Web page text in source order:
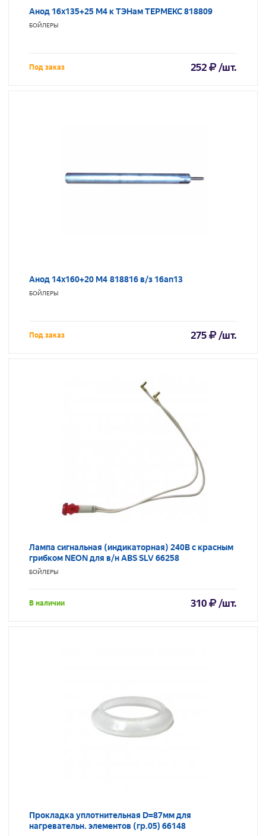
Анод 16х135+25 М4 к ТЭНам ТЕРМЕКС 818809
БОЙЛЕРЫ
Под заказ 252 /шт.
Анод 14х160+20 М4 818816 в/з 16an13
БОЙЛЕРЫ
Под заказ 275 /шт.
Лампа сигнальная (индикаторная) 240В с красным
грибком NEON для в/н ABS SLV 66258
БОЙЛЕРЫ
В наличии 310 /шт.
Прокладка уплотнительная D=87мм для
нагревательн. элементов (гр.05) 66148